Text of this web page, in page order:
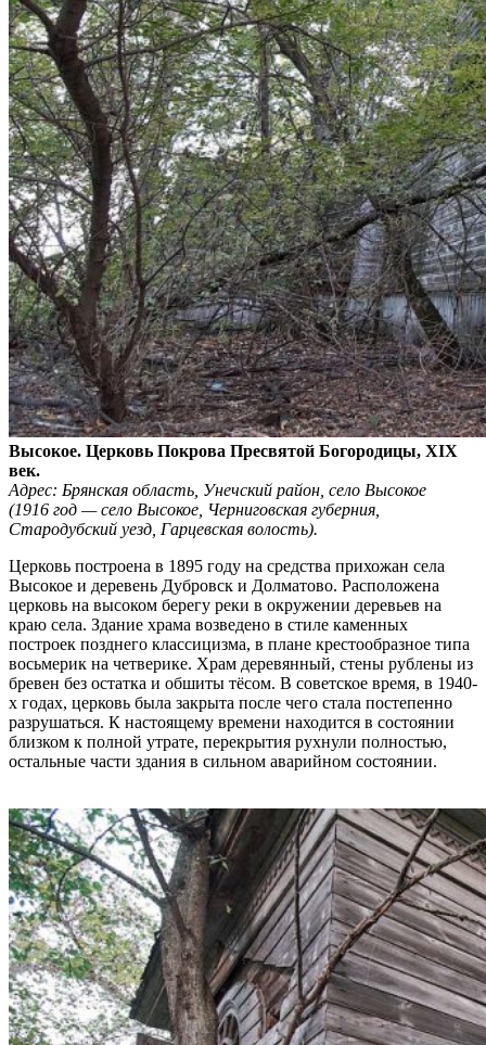
Высокое. Церковь Покрова Пресвятой Богородицы, XIX
век.
Адрес: Брянская область, Унечский район, село Высокое
(1916 год — село Высокое, Черниговская губерния,
Стародубский уезд, Гарцевская волость).
Церковь построена в 1895 году на средства прихожан села
Высокое и деревень Дубровск и Долматово. Расположена
церковь на высоком берегу реки в окружении деревьев на
краю села. Здание храма возведено в стиле каменных
построек позднего классицизма, в плане крестообразное типа
восьмерик на четверике. Храм деревянный, стены рублены из
бревен без остатка и обшиты тёсом. В советское время, в 1940-
х годах, церковь была закрыта после чего стала постепенно
разрушаться. К настоящему времени находится в состоянии
близком к полной утрате, перекрытия рухнули полностью,
остальные части здания в сильном аварийном состоянии.